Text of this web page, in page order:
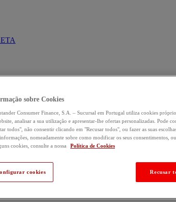
sobre Cookies
Consumer Finance, S.A. – Sucursal em Portugal utiliza cookies
analisar a sua utilização e apresentar-lhe ofertas personalizadas. Pode
todos", não consentir clicando em "Recusar todos", ou fazer as suas
nomeadamente sobre como modificar os seus consentimentos,
cookies, consulte a nossa
Política de Cookies
cookies Recusar